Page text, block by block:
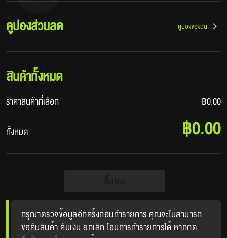
คูปองส่วนลด คูปองของฉัน
สินค้าทั้งหมด
ราคาสินค้าที่เลือก ฿0.00
ทั้งหมด ฿0.00
กรุณาตรวจข้อมูลอีกครั้งก่อนทำรายการ คุณจะไม่สามารถ
ขอคืนสินค้า คืนเงิน ยกเลิก โอนการทำรายการได้ หากกด